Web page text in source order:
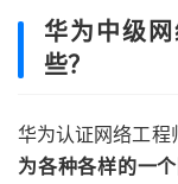
华为中级
些？
华为认证网络工程
为各种各样的一